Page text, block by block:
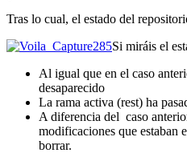
Tras lo cual, el estado del
Si miráis el
Al igual que en el caso
desaparecido
La rama activa (rest) ha
A diferencia del caso
modificaciones que estaban
borrar.